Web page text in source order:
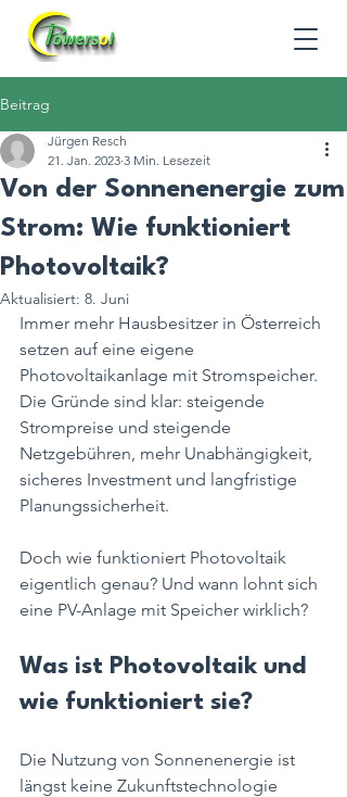
Beitrag
Von der Sonnenenergie zum
Strom: Wie funktioniert
Photovoltaik?
Jürgen Resch
21. Jan. 2023 3 Min. Lesezeit
Aktualisiert: 8. Juni
Immer mehr Hausbesitzer in Österreich
setzen auf eine eigene
Photovoltaikanlage mit Stromspeicher.
Die Gründe sind klar: steigende
Strompreise und steigende
Netzgebühren, mehr Unabhängigkeit,
sicheres Investment und langfristige
Planungssicherheit.
Doch wie funktioniert Photovoltaik
eigentlich genau? Und wann lohnt sich
eine PV-Anlage mit Speicher wirklich?
Was ist Photovoltaik und
wie funktioniert sie?
Die Nutzung von Sonnenenergie ist
längst keine Zukunftstechnologie